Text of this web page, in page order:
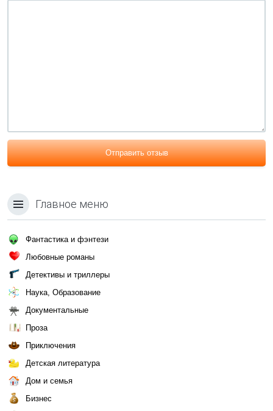
Отправить отзыв
Главное меню
Фантастика и фэнтези
Любовные романы
Детективы и триллеры
Наука, Образование
Документальные
Проза
Приключения
Детская литература
Дом и семья
Бизнес